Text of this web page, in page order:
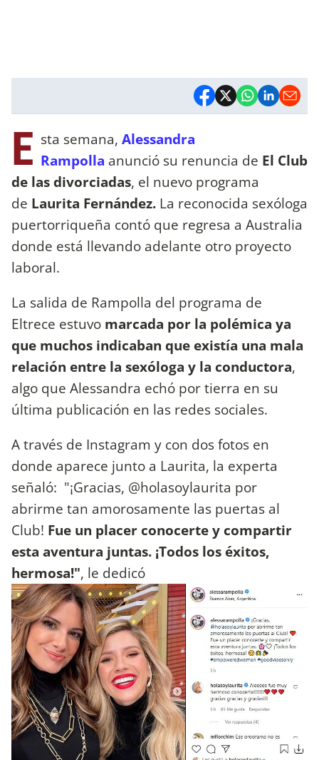
E sta semana, Alessandra
Rampolla anunció su renuncia de El Club
de las divorciadas, el nuevo programa
de Laurita Fernández. La reconocida sexóloga
puertorriqueña contó que regresa a Australia
donde está llevando adelante otro proyecto
laboral.
La salida de Rampolla del programa de
Eltrece estuvo marcada por la polémica ya
que muchos indicaban que existía una mala
relación entre la sexóloga y la conductora,
algo que Alessandra echó por tierra en su
última publicación en las redes sociales.
A través de Instagram y con dos fotos en
donde aparece junto a Laurita, la experta
señaló: "¡Gracias, @holasoylaurita por
abrirme tan amorosamente las puertas al
Club! Fue un placer conocerte y compartir
esta aventura juntas. ¡Todos los éxitos,
hermosa!", le dedicó